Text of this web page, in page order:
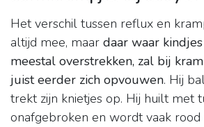
Het verschil tussen reflux en
altijd mee, maar daar waar
meestal overstrekken, zal bij
juist eerder zich opvouwen. Hij
trekt zijn knietjes op. Hij huilt met
onafgebroken en wordt vaak rood